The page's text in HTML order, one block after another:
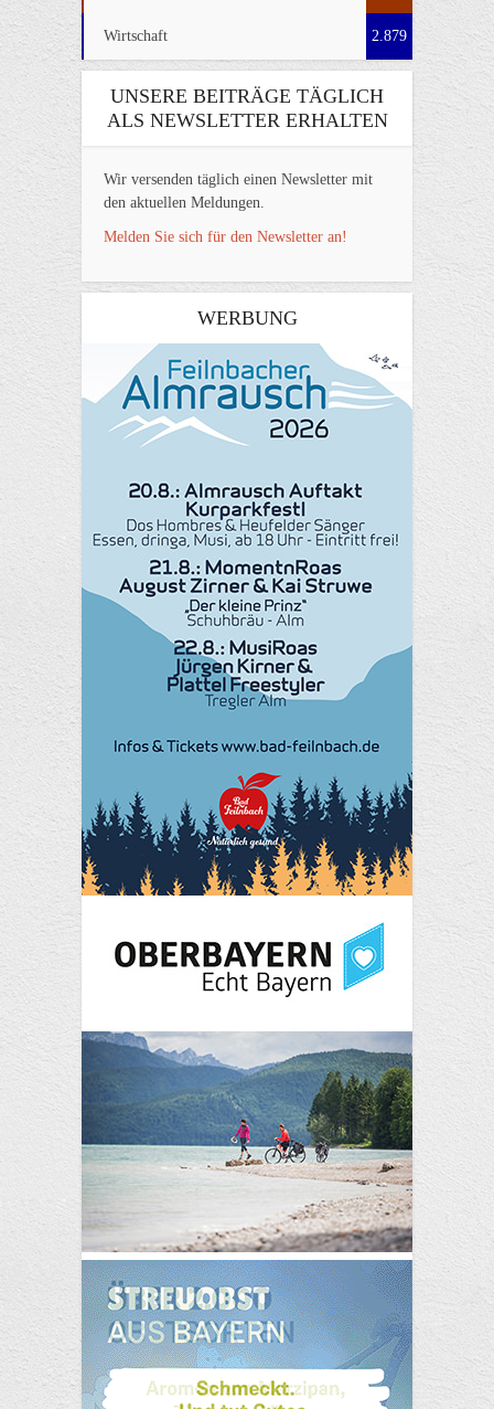
Wirtschaft 2.879
UNSERE BEITRÄGE TÄGLICH
ALS NEWSLETTER ERHALTEN
Wir versenden täglich einen Newsletter mit
den aktuellen Meldungen.
Melden Sie sich für den Newsletter an!
WERBUNG